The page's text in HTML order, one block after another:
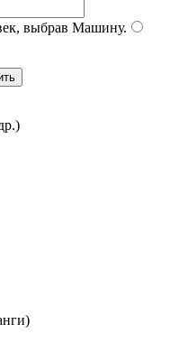
выбрав Машину.